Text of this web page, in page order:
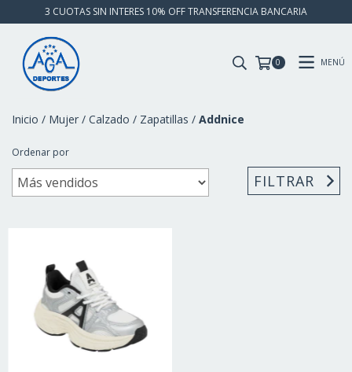
3 CUOTAS SIN INTERES 10% OFF TRANSFERENCIA BANCARIA
0 MENÚ
Inicio / Mujer / Calzado / Zapatillas / Addnice
Ordenar por
FILTRAR